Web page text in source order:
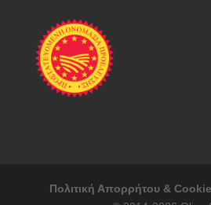
Πολιτική Απορρήτου &